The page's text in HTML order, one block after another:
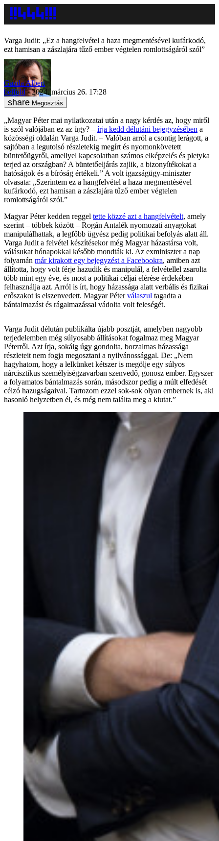
Varga Judit: „Ez a hangfelvétel a haza megmentésével kufárkodó,
ezt hamisan a zászlajára tűző ember végtelen romlottságáról szól”
Gazda Albert
belföld
2024. március 26. 17:28
Megosztás
„Magyar Péter mai nyilatkozatai után a nagy kérdés az, hogy miről
is szól valójában ez az ügy? – írja kedd délutáni bejegyzésében a
közösségi oldalán Varga Judit. – Valóban arról a csontig lerágott, a
sajtóban a legutolsó részletekig megírt és nyomonkövetett
büntetőügyről, amellyel kapcsolatban számos elképzelés és pletyka
terjed az országban? A büntetőeljárás zajlik, a bizonyítékokat a
hatóságok és a bíróság értékeli.” A volt igazságügy-miniszter
olvasata: „Szerintem ez a hangfelvétel a haza megmentésével
kufárkodó, ezt hamisan a zászlajára tűző ember végtelen
romlottságáról szól.”
Magyar Péter kedden reggel tette közzé azt a hangfelvételt, amely
szerint – többek között – Rogán Antalék nyomozati anyagokat
manipulálhattak, a legfőbb ügyész pedig politikai befolyás alatt áll.
Varga Judit a felvétel készítésekor még Magyar házastársa volt,
válásukat hónapokkal később mondták ki. Az exminiszter a nap
folyamán már kirakott egy bejegyzést a Facebookra, amiben azt
állította, hogy volt férje hazudik és manipulál, a felvétellel zsarolta
több mint egy éve, és most a politikai céljai elérése érdekében
felhasználja azt. Arról is írt, hogy házassága alatt verbális és fizikai
erőszakot is elszenvedett. Magyar Péterválaszul tagadta a
bántalmazást és rágalmazással vádolta volt feleségét.
Varga Judit délután publikálta újabb posztját, amelyben nagyobb
terjedelemben még súlyosabb állításokat fogalmaz meg Magyar
Péterről. Azt írja, sokáig úgy gondolta, borzalmas házassága
részleteit nem fogja megosztani a nyilvánossággal. De: „Nem
hagyhatom, hogy a lelkünket kétszer is megölje egy súlyos
nárcisztikus személyiségzavarban szenvedő, gonosz ember. Egyszer
a folyamatos bántalmazás során, másodszor pedig a múlt elfedését
célzó hazugságaival. Tartozom ezzel sok-sok olyan embernek is, aki
hasonló helyzetben él, és még nem találta meg a kiutat.”